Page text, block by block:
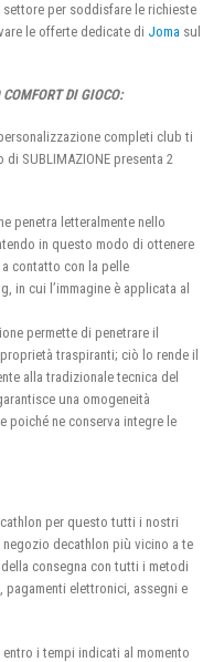
settore per soddisfare le richieste
le offerte dedicate di Joma sul
DI GIOCO:
completi club ti
SUBLIMAZIONE presenta 2
penetra letteralmente nello
in questo modo di ottenere
contatto con la pelle
in cui l’immagine è applicata al
permette di penetrare il
traspiranti; ciò lo rende il
alla tradizionale tecnica del
una omogeneità
ne conserva integre le
per questo tutti i nostri
decathlon più vicino a te
consegna con tutti i metodi
elettronici, assegni e
i tempi indicati al momento